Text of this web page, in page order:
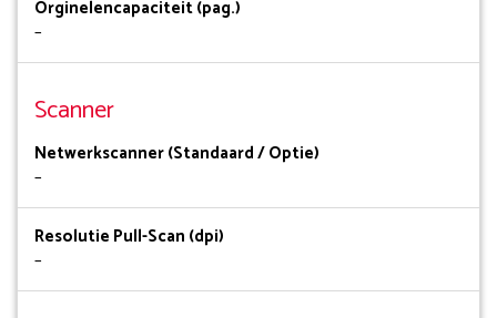
Orginelencapaciteit (pag.)
–
Scanner
Netwerkscanner (Standaard / Optie)
–
Resolutie Pull-Scan (dpi)
–